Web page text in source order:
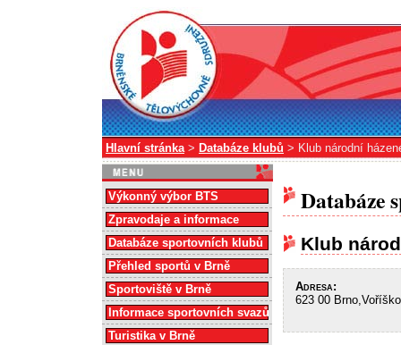
Hlavní stránka> Databáze klubů > Klub národní
Databáze
Klub
Adresa:
623 00
Výkonný výbor BTS
Zpravodaje a informace
Databáze sportovních klubů
Přehled sportů v Brně
Sportoviště v Brně
Informace sportovních svazů
Turistika v Brně